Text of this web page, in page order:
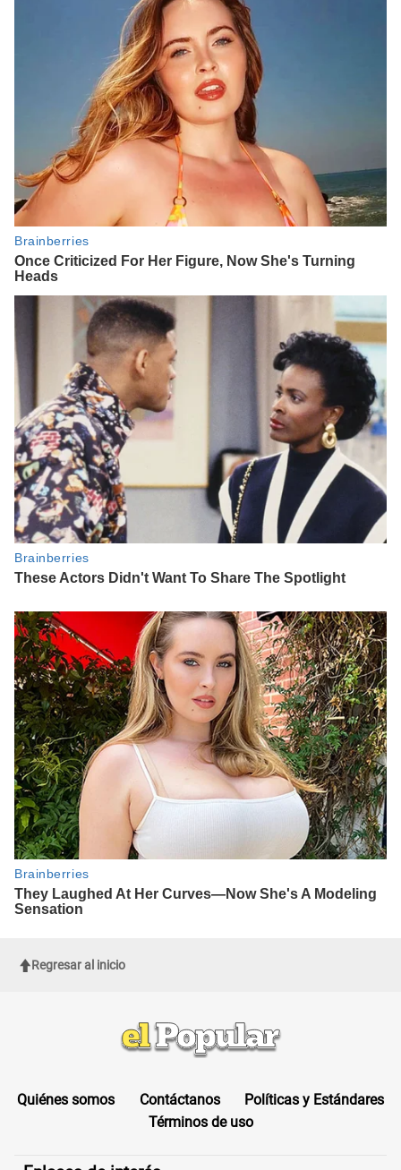
Regresar al inicio
Quiénes somos Contáctanos
Políticas y Estándares
Términos de uso